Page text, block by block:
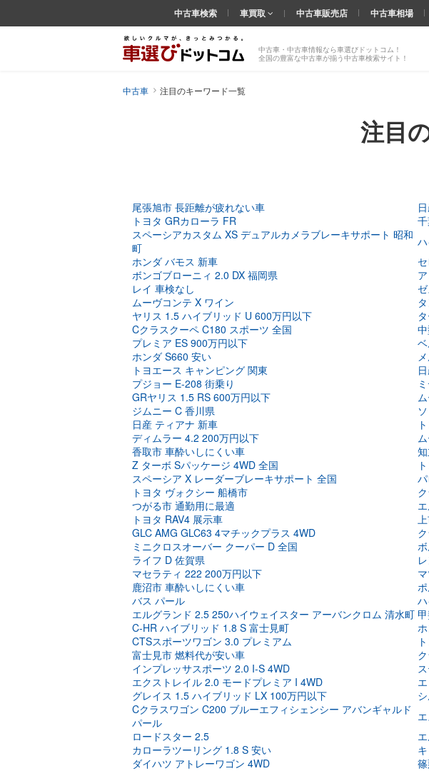
注目
中古車・中古車情報なら車選びドットコム！
全国の豊富な中古車が揃う中古車検索サイト！
中古車検索 車買取 中古車販売店 中古車相場
中古車 注目のキーワード一覧
尾張旭市 長距離が疲れない車
トヨタ GRカローラ FR
スペーシアカスタム XS デュアルカメラブレーキサポート 昭和
町
ホンダ バモス 新車
ボンゴブローニィ 2.0 DX 福岡県
レイ 車検なし
ムーヴコンテ X ワイン
ヤリス 1.5 ハイブリッド U 600万円以下
Cクラスクーペ C180 スポーツ 全国
プレミア ES 900万円以下
ホンダ S660 安い
トヨエース キャンピング 関東
プジョー E-208 街乗り
GRヤリス 1.5 RS 600万円以下
ジムニー C 香川県
日産 ティアナ 新車
ディムラー 4.2 200万円以下
香取市 車酔いしにくい車
Z ターボ Sパッケージ 4WD 全国
スペーシア X レーダーブレーキサポート 全国
トヨタ ヴォクシー 船橋市
つがる市 通勤用に最適
トヨタ RAV4 展示車
GLC AMG GLC63 4マチックプラス 4WD
ミニクロスオーバー クーパー D 全国
ライフ D 佐賀県
マセラティ 222 200万円以下
鹿沼市 車酔いしにくい車
バス パール
エルグランド 2.5 250ハイウェイスター アーバンクロム 清水町
C-HR ハイブリッド 1.8 S 富士見町
CTSスポーツワゴン 3.0 プレミアム
富士見市 燃料代が安い車
インプレッサスポーツ 2.0 I-S 4WD
エクストレイル 2.0 モードプレミア I 4WD
グレイス 1.5 ハイブリッド LX 100万円以下
Cクラスワゴン C200 ブルーエフィシェンシー アバンギャルド
パール
ロードスター 2.5
カローラツーリング 1.8 S 安い
ダイハツ アトレーワゴン 4WD